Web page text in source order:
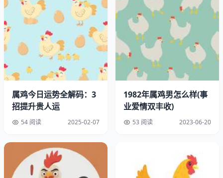
月份。你可能会得到一些意外的收入，或者是得到一些投资
的机会。也需要注意不要过于贪心，要理性投资，避免因为
贪图暴利而陷入风险。也需要注意理财规划，合理分配资
三、感情运势
属鸡今日运势全解码：3
招提升贵人运
54 阅读 2025-02-07
1982年属鸡男怎么样(事
业爱情双丰收)
53 阅读 2023-06-20